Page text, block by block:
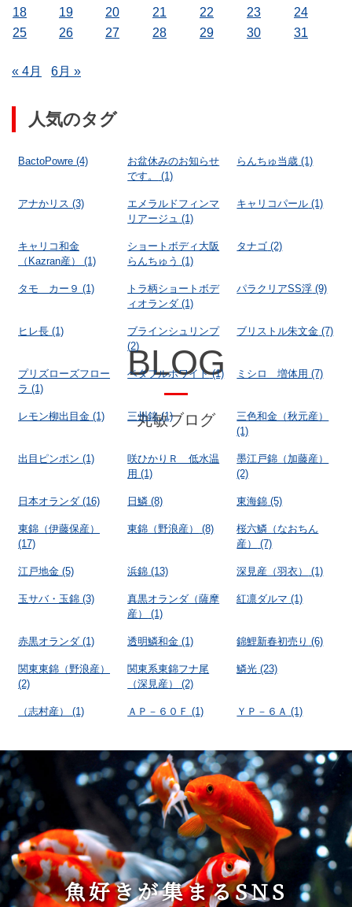
BLOG
丸敏ブログ
18
19 20 21 22 23
24
25
26 27 28 29 30 31
« 4月 6月 »
人気のタグ
BactoPowre (4)
お盆休みのお知らせ
です。
(1)
らんちゅ当歳 (1)
アナかリス (3)
エメラルドフィンマ
リアージュ (1)
キャリコパール (1)
キャリコ和金
（Kazran産）
(1)
ショートボディ大阪
らんちゅう (1)
タナゴ (2)
タモ カー９ (1)
トラ柄ショートボデ
ィオランダ (1)
パラクリアSS浮 (9)
ヒレ長 (1)
ブラインシュリンプ
(2)
ブリストル朱文金 (7)
プリズローズフロー
ラ (1)
ベタフルホワイト(1) ミシロ 増体用 (7)
レモン柳出目金 (1) 三州錦(1)
三色和金（秋元産）
(1)
出目ピンポン (1)
咲ひかりＲ 低水温
用 (1)
墨江戸錦（加藤産）
(2)
日本オランダ (16) 日鱗 (8) 東海錦 (5)
東錦（伊藤保産）
(17)
東錦（野浪産） (8)
桜六鱗（なおちん
産）
(7)
江戸地金 (5) 浜錦 (13) 深見産（羽衣） (1)
玉サバ・玉錦 (3)
真黒オランダ（薩摩
産）
(1)
紅凛ダルマ (1)
赤黒オランダ (1) 透明鱗和金 (1) 錦鯉新春初売り (6)
関東東錦（野浪産）
(2)
関東系東錦フナ尾
（深見産）
(2)
鱗光 (23)
（志村産） (1) ＡＰ－６０Ｆ (1) ＹＰ－６Ａ (1)
魚好きが集まるSNS